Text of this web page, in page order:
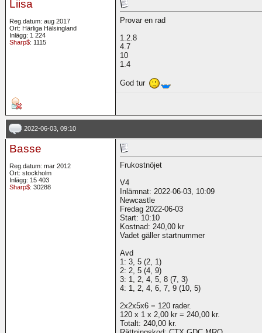
Liisa
Reg.datum: aug 2017
Ort: Härliga Hälsingland
Inlägg: 1 224
Sharp$: 1115
Provar en rad
1.2.8
4.7
10
1.4
God tur
2022-06-03, 09:10
Basse
Reg.datum: mar 2012
Ort: stockholm
Inlägg: 15 403
Sharp$: 30288
Frukostnöjet
V4
Inlämnat: 2022-06-03, 10:09
Newcastle
Fredag 2022-06-03
Start: 10:10
Kostnad: 240,00 kr
Vadet gäller startnummer
Avd
1: 3, 5 (2, 1)
2: 2, 5 (4, 9)
3: 1, 2, 4, 5, 8 (7, 3)
4: 1, 2, 4, 6, 7, 9 (10, 5)
2x2x5x6 = 120 rader.
120 x 1 x 2,00 kr = 240,00 kr.
Totalt: 240,00 kr.